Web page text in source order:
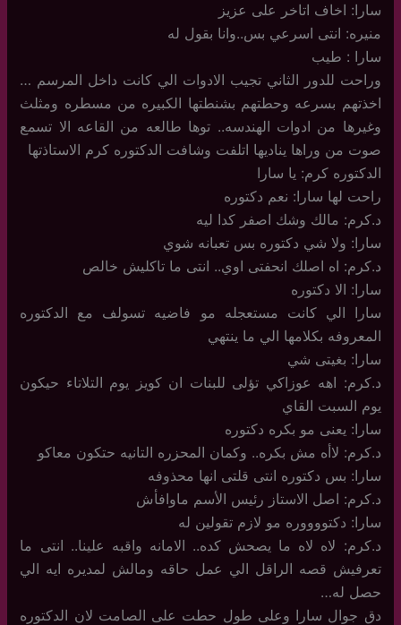
سارا: اخاف اتاخر على عزيز
منيره: انتى اسرعي بس..وانا بقول له
سارا : طيب
وراحت للدور الثاني تجيب الادوات الي كانت داخل المرسم …
اخذتهم بسرعه وحطتهم بشنطتها الكبيره من مسطره ومثلث
وغيرها من ادوات الهندسه.. توها طالعه من القاعه الا تسمع
صوت من وراها يناديها اتلفت وشافت الدكتوره كرم الاستاذتها
الدكتوره كرم: يا سارا
راحت لها سارا: نعم دكتوره
د.كرم: مالك وشك اصفر كدا ليه
سارا: ولا شي دكتوره بس تعبانه شوي
د.كرم: اه اصلك انحفتى اوي.. انتى ما تاكليش خالص
سارا: الا دكتوره
سارا الي كانت مستعجله مو فاضيه تسولف مع الدكتوره
المعروفه بكلامها الي ما ينتهي
سارا: بغيتى شي
د.كرم: اهه عوزاكي تؤلى للبنات ان كويز يوم التلاتاء حيكون
يوم السبت القاي
سارا: يعنى مو بكره دكتوره
د.كرم: لاأه مش بكره.. وكمان المحزره التانيه حتكون معاكو
سارا: بس دكتوره انتى قلتى انها محذوفه
د.كرم: اصل الاستاز رئيس الأسم ماوافأش
سارا: دكتووووره مو لازم تقولين له
د.كرم: لاه لاه ما يصحش كده.. الامانه واقبه علينا.. انتى ما
تعرفيش قصه الراقل الي عمل حاقه ومالش لمديره ايه الي
حصل له…
دق جوال سارا وعلى طول حطت على الصامت لان الدكتوره